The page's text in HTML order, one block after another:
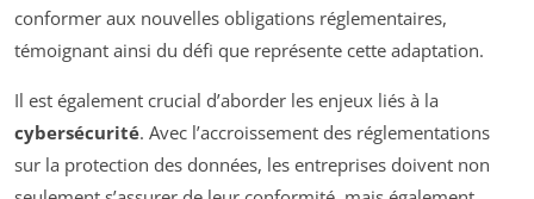
conformer aux nouvelles obligations réglementaires,
témoignant ainsi du défi que représente cette adaptation.
Il est également crucial d’aborder les enjeux liés à la
cybersécurité. Avec l’accroissement des réglementations
sur la protection des données, les entreprises doivent non